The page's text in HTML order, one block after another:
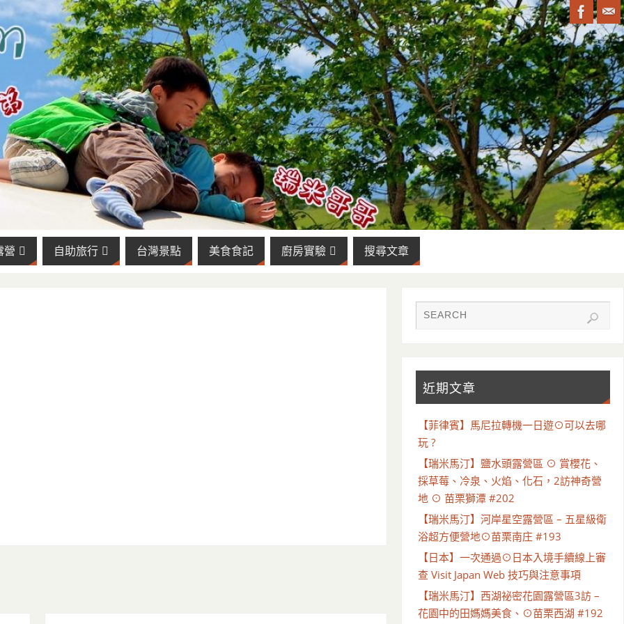
營 自助旅行 台灣景點 美食食記 廚房實驗 搜尋文章
近期文章
【菲律賓】馬尼拉轉機一日遊⊙可以去哪
玩 ?
【瑞米馬汀】鹽水頭露營區 ⊙ 賞櫻花、
採草莓、冷泉、火焰、化石，2訪神奇營
地 ⊙ 苗栗獅潭 #202
【瑞米馬汀】河岸星空露營區 – 五星級衛
浴超方便營地⊙苗栗南庄 #193
【日本】一次通過⊙日本入境手續線上審
查 Visit Japan Web 技巧與注意事項
【瑞米馬汀】西湖祕密花園露營區3訪 –
花園中的田媽媽美食、⊙苗栗西湖 #192